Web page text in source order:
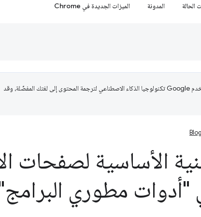
الحالة المدونة الميزات الجديدة في Chrome
تستخدم Google تكنولوجيا الذكاء الاصطناعي لترجمة المحتوى إلى لغتك المفضّلة، وقد
Blog
الأساسية لصفحات